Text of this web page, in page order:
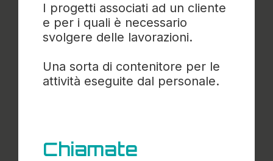
I progetti associati ad un cliente
e per i quali è necessario
svolgere delle lavorazioni.
Una sorta di contenitore per le
attività eseguite dal personale.
Chiamate